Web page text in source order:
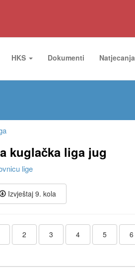
HKS Dokumenti Natjecanja
kuglačka liga jug
lige
Izvještaj 9. kola
2 3 4 5 6